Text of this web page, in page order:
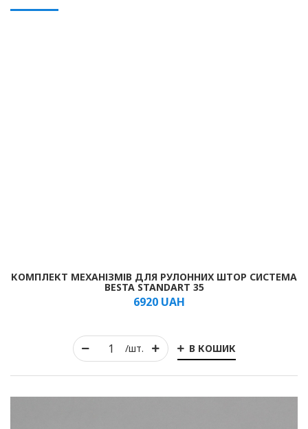
Вертикальні
Римські
/шт. В КОШИК
КОМПЛЕКТ МЕХАНІЗМІВ ДЛЯ РУЛОННИХ ШТОР СИСТЕМА
BESTA STANDART 35
6920UAH